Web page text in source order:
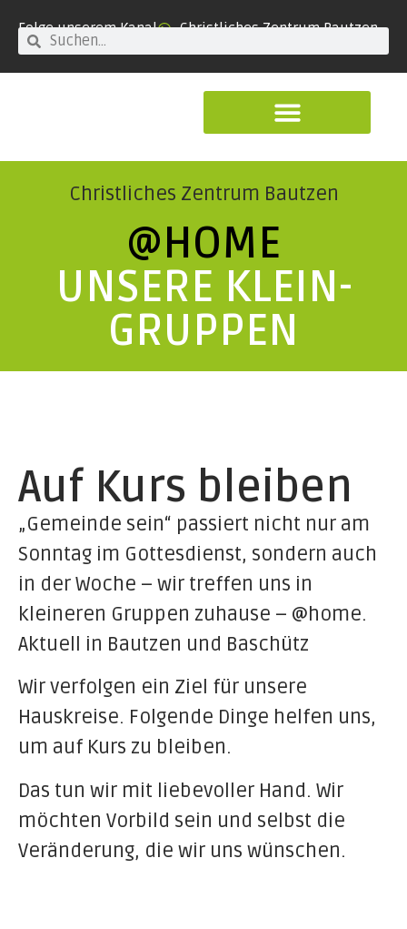
Folge unserem Kanal Christliches Zentrum Bautzen
Christliches Zentrum Bautzen
@HOME
UNSERE KLEIN­
GRUPPEN
Auf Kurs bleiben
„Gemeinde sein“ passiert nicht nur am
Sonntag im Gottesdienst, sondern auch
in der Woche – wir treffen uns in
kleineren Gruppen zuhause – @home.
Aktuell in Bautzen und Baschütz
Wir verfolgen ein Ziel für unsere
Hauskreise. Folgende Dinge helfen uns,
um auf Kurs zu bleiben.
Das tun wir mit liebevoller Hand. Wir
möchten Vorbild sein und selbst die
Veränderung, die wir uns wünschen.